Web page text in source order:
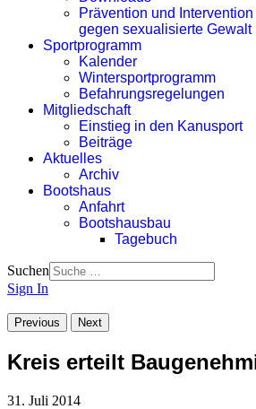
Prävention und Intervention
gegen sexualisierte Gewalt
Sportprogramm
Kalender
Wintersportprogramm
Befahrungsregelungen
Mitgliedschaft
Einstieg in den Kanusport
Beiträge
Aktuelles
Archiv
Bootshaus
Anfahrt
Bootshausbau
Tagebuch
Suchen
Sign In
Previous Next
Kreis erteilt
31. Juli 2014